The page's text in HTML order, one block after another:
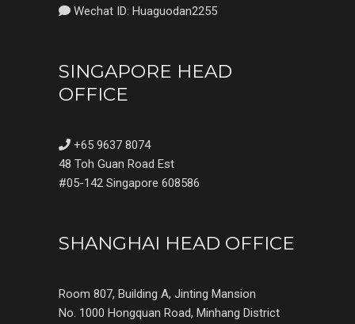
Wechat ID: Huaguodan2255
SINGAPORE HEAD
OFFICE
+65 9637 8074
48 Toh Guan Road Est
#05-142 Singapore 608586
SHANGHAI HEAD OFFICE
Room 807, Building A, Jinting Mansion
No. 1000 Hongquan Road, Minhang District